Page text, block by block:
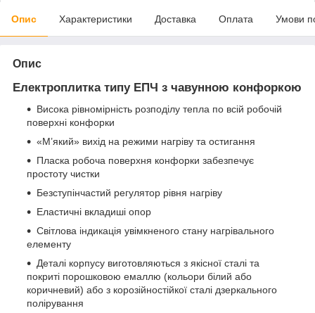
Опис Характеристики Доставка Оплата Умови
Опис
Електроплитка типу ЕПЧ з чавунною конфоркою
Висока рівномірність розподілу тепла по всій робочій
поверхні конфорки
«М’який» вихід на режими нагріву та остигання
Пласка робоча поверхня конфорки забезпечує
простоту чистки
Безступінчастий регулятор рівня нагріву
Еластичні вкладиші опор
Світлова індикація увімкненого стану нагрівального
елементу
Деталі корпусу виготовляються з якісної сталі та
покриті порошковою емаллю (кольори білий або
коричневий) або з корозійностійкої сталі дзеркального
полірування